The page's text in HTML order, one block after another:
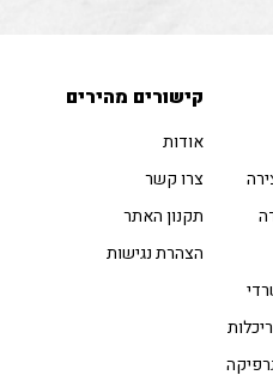
קישורים מהירים
אודות
צרו קשר
תקנון האתר
הצהרת נגישות